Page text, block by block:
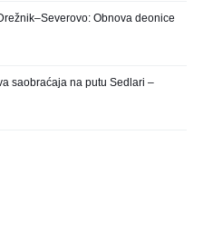
Obnova deonice
saobraćaja na putu Sedlari –